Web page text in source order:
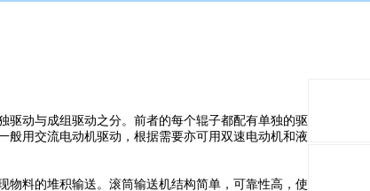
动与成组驱动之分。前者的每个辊子都配有单独的驱动装置，以
用交流电动机驱动，根据需要亦可用双速电动机和液压马达驱
料的堆积输送。滚筒输送机结构简单，可靠性高，使用维护方